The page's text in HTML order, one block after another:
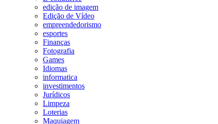
edição de imagem
Edição de Vídeo
empreendedorismo
esportes
Finanças
Fotografia
Games
Idiomas
informatica
investimentos
Jurídicos
Limpeza
Loterias
Maquiagem